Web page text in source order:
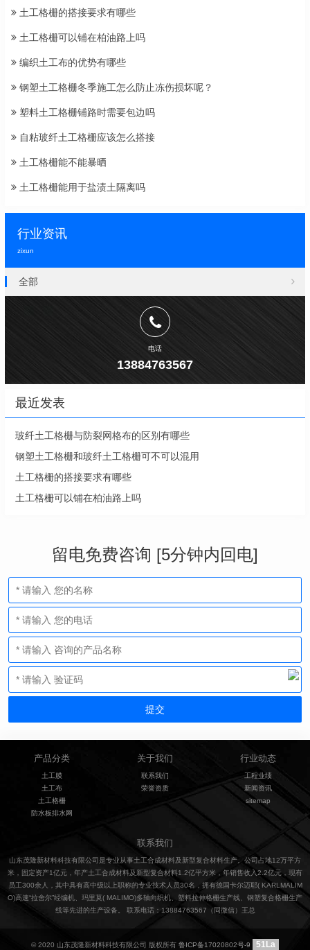
土工格栅的搭接要求有哪些
土工格栅可以铺在柏油路上吗
编织土工布的优势有哪些
钢塑土工格栅冬季施工怎么防止冻伤损坏呢？
塑料土工格栅铺路时需要包边吗
自粘玻纤土工格栅应该怎么搭接
土工格栅能不能暴晒
土工格栅能用于盐渍土隔离吗
行业资讯
zixun
全部
电话
13884763567
最近发表
玻纤土工格栅与防裂网格布的区别有哪些
钢塑土工格栅和玻纤土工格栅可不可以混用
土工格栅的搭接要求有哪些
土工格栅可以铺在柏油路上吗
留电免费咨询 [5分钟内回电]
产品分类
土工膜
土工布
土工格栅
防水板排水网
关于我们
联系我们
荣誉资质
行业动态
工程业绩
新闻资讯
sitemap
联系我们
山东茂隆新材料科技有限公司是专业从事土工合成材料及新型复合材料生产。公司占地12万平方
米，固定资产1亿元，年产土工合成材料及新型复合材料1.2亿平方米，年销售收入2.2亿元，现有
员工300余人，其中具有高中级以上职称的专业技术人员30名，拥有德国卡尔迈耶( KARLMALIM
O)高速“拉舍尔”经编机、玛里莫( MALIMO)多轴向织机、塑料拉伸格栅生产线、钢塑复合格栅生产
线等先进的生产设备。 联系电话：13884763567（同微信）王总
© 2020 山东茂隆新材料科技有限公司 版权所有 鲁ICP备17020802号-9 51La